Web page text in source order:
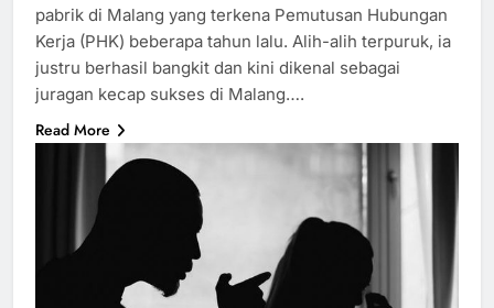
pabrik di Malang yang terkena Pemutusan Hubungan
Kerja (PHK) beberapa tahun lalu. Alih-alih terpuruk, ia
justru berhasil bangkit dan kini dikenal sebagai
juragan kecap sukses di Malang….
Read More